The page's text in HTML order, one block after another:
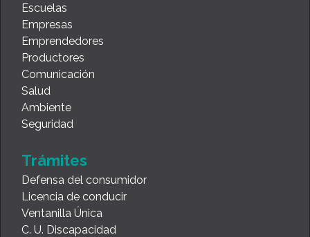
Escuelas
Empresas
Emprendedores
Productores
Comunicación
Salud
Ambiente
Seguridad
Trámites
Defensa del consumidor
Licencia de conducir
Ventanilla Única
C. U. Discapacidad